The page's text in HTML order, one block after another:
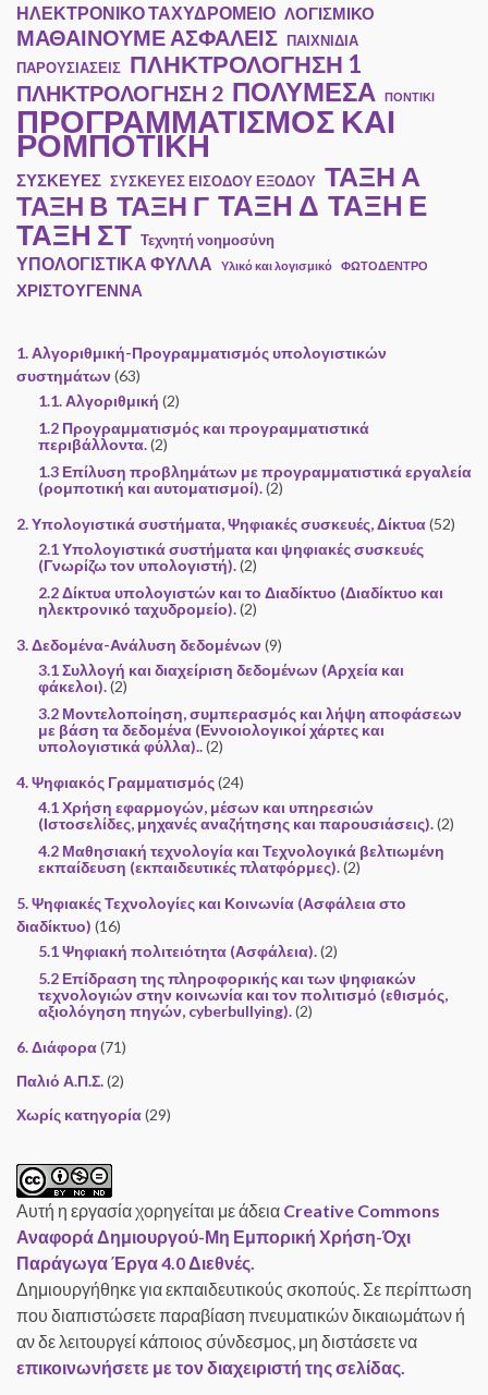
ΗΛΕΚΤΡΟΝΙΚΟ ΤΑΧΥΔΡΟΜΕΙΟ ΛΟΓΙΣΜΙΚΟ
ΜΑΘΑΙΝΟΥΜΕ ΑΣΦΑΛΕΙΣ ΠΑΙΧΝΙΔΙΑ
ΠΑΡΟΥΣΙΑΣΕΙΣ ΠΛΗΚΤΡΟΛΟΓΗΣΗ 1
ΠΛΗΚΤΡΟΛΟΓΗΣΗ 2 ΠΟΛΥΜΕΣΑ ΠΟΝΤΙΚΙ
ΠΡΟΓΡΑΜΜΑΤΙΣΜΟΣ ΚΑΙ
ΡΟΜΠΟΤΙΚΗ
ΣΥΣΚΕΥΕΣ ΣΥΣΚΕΥΕΣ ΕΙΣΟΔΟΥ ΕΞΟΔΟΥ ΤΑΞΗ Α
ΤΑΞΗ Β ΤΑΞΗ Γ ΤΑΞΗ Δ ΤΑΞΗ Ε
ΤΑΞΗ ΣΤ Τεχνητή νοημοσύνη
ΥΠΟΛΟΓΙΣΤΙΚΑ ΦΥΛΛΑ Υλικό και λογισμικό ΦΩΤΟΔΕΝΤΡΟ
ΧΡΙΣΤΟΥΓΕΝΝΑ
1. Αλγοριθμική-Προγραμματισμός υπολογιστικών
συστημάτων(63)
1.1. Αλγοριθμική (2)
1.2 Προγραμματισμός και προγραμματιστικά
περιβάλλοντα.(2)
1.3 Επίλυση προβλημάτων με προγραμματιστικά εργαλεία
(ρομποτική και αυτοματισμοί).(2)
2. Υπολογιστικά συστήματα, Ψηφιακές συσκευές, Δίκτυα(52)
2.1 Υπολογιστικά συστήματα και ψηφιακές συσκευές
(Γνωρίζω τον υπολογιστή).(2)
2.2 Δίκτυα υπολογιστών και το Διαδίκτυο (Διαδίκτυο και
ηλεκτρονικό ταχυδρομείο).(2)
3. Δεδομένα-Ανάλυση δεδομένων(9)
3.1 Συλλογή και διαχείριση δεδομένων (Αρχεία και
φάκελοι).(2)
3.2 Μοντελοποίηση, συμπερασμός και λήψη αποφάσεων
με βάση τα δεδομένα (Εννοιολογικοί χάρτες και
υπολογιστικά φύλλα)..(2)
4. Ψηφιακός Γραμματισμός(24)
4.1 Χρήση εφαρμογών, μέσων και υπηρεσιών
(Ιστοσελίδες, μηχανές αναζήτησης και παρουσιάσεις).(2)
4.2 Μαθησιακή τεχνολογία και Τεχνολογικά βελτιωμένη
εκπαίδευση (εκπαιδευτικές πλατφόρμες).(2)
5. Ψηφιακές Τεχνολογίες και Κοινωνία (Ασφάλεια στο
διαδίκτυο) (16)
5.1 Ψηφιακή πολιτειότητα (Ασφάλεια).(2)
5.2 Επίδραση της πληροφορικής και των ψηφιακών
τεχνολογιών στην κοινωνία και τον πολιτισμό (εθισμός,
αξιολόγηση πηγών, cyberbullying).(2)
6. Διάφορα(71)
Παλιό Α.Π.Σ.(2)
Χωρίς κατηγορία(29)
Αυτή η εργασία χορηγείται με άδεια Creative Commons
Αναφορά Δημιουργού-Μη Εμπορική Χρήση-Όχι
Παράγωγα Έργα 4.0 Διεθνές.
Δημιουργήθηκε για εκπαιδευτικούς σκοπούς. Σε περίπτωση
που διαπιστώσετε παραβίαση πνευματικών δικαιωμάτων ή
αν δε λειτουργεί κάποιος σύνδεσμος, μη διστάσετε να
επικοινωνήσετε με τον διαχειριστή της σελίδας.